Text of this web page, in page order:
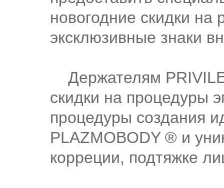
новогодние скидки на
эксклюзивные знаки
Держателям
скидки на процедуры
процедуры создания
PLAZMOBODY ® и
корреции, подтяжке